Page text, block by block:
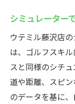
シミュレーター
ウテミル藤沢店
は、ゴルフスキ
スと同様のシチ
道や距離、スピ
のデータを基に